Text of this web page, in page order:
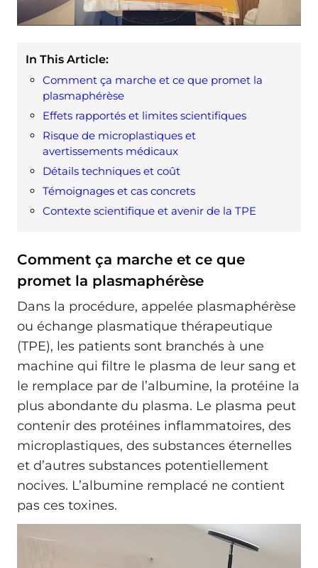
In This Article:
Comment ça marche et ce que promet la
plasmaphérèse
Effets rapportés et limites scientifiques
Risque de microplastiques et
avertissements médicaux
Détails techniques et coût
Témoignages et cas concrets
Contexte scientifique et avenir de la TPE
Comment ça marche et ce que
promet la plasmaphérèse
Dans la procédure, appelée plasmaphérèse
ou échange plasmatique thérapeutique
(TPE), les patients sont branchés à une
machine qui filtre le plasma de leur sang et
le remplace par de l’albumine, la protéine la
plus abondante du plasma. Le plasma peut
contenir des protéines inflammatoires, des
microplastiques, des substances éternelles
et d’autres substances potentiellement
nocives. L’albumine remplacé ne contient
pas ces toxines.